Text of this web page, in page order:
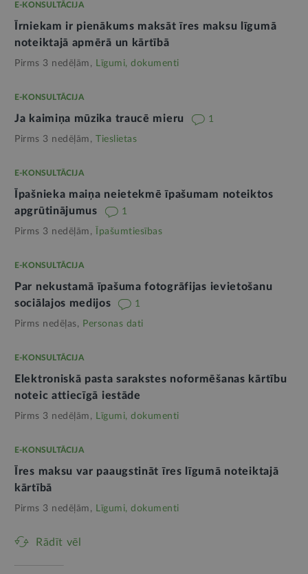
E-KONSULTĀCIJA
Īrniekam ir pienākums maksāt īres maksu līgumā
noteiktajā apmērā un kārtībā
Pirms 3 nedēļām, Līgumi, dokumenti
E-KONSULTĀCIJA
Ja kaimiņa mūzika traucē mieru 1
Pirms 3 nedēļām, Tieslietas
E-KONSULTĀCIJA
Īpašnieka maiņa neietekmē īpašumam noteiktos
apgrūtinājumus
1
Pirms 3 nedēļām, Īpašumtiesības
E-KONSULTĀCIJA
Par nekustamā īpašuma fotogrāfijas ievietošanu
sociālajos medijos
1
Pirms nedēļas, Personas dati
E-KONSULTĀCIJA
Elektroniskā pasta sarakstes noformēšanas kārtību
noteic attiecīgā iestāde
Pirms 3 nedēļām, Līgumi, dokumenti
E-KONSULTĀCIJA
Īres maksu var paaugstināt īres līgumā noteiktajā
kārtībā
Pirms 3 nedēļām, Līgumi, dokumenti
Rādīt vēl